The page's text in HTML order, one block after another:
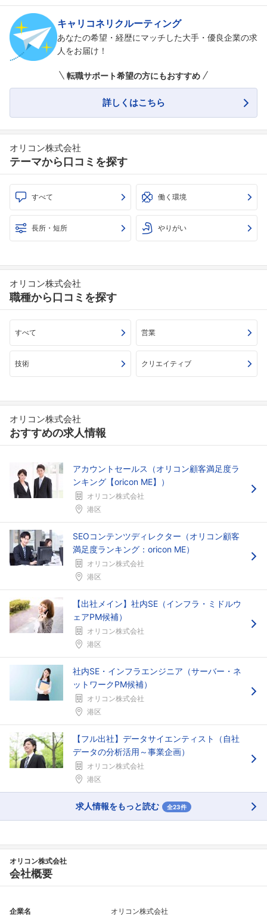
こちらの企業もフォローしませんか？
キャリコネリクルーティング
あなたの希望・経歴にマッチした大手・優良企業の求
人をお届け！
転職サポート希望の方にもおすすめ
詳しくはこちら
オリコン株式会社
テーマから口コミを探す
すべて 働く環境
長所・短所 やりがい
オリコン株式会社
職種から口コミを探す
すべて 営業
技術 クリエイティブ
オリコン株式会社
おすすめの求人情報
アカウントセールス（オリコン顧客満足度ラ
ンキング【oricon ME】）
オリコン株式会社
港区
SEOコンテンツディレクター（オリコン顧客
満足度ランキング：oricon ME）
オリコン株式会社
港区
【出社メイン】社内SE（インフラ・ミドルウ
ェアPM候補）
オリコン株式会社
港区
社内SE・インフラエンジニア（サーバー・ネ
ットワークPM候補）
オリコン株式会社
港区
【フル出社】データサイエンティスト（自社
データの分析活用～事業企画）
オリコン株式会社
港区
求人情報をもっと読む 全23件
オリコン株式会社
会社概要
企業名 オリコン株式会社